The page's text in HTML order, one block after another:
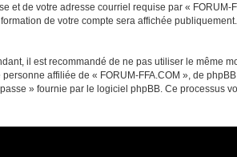
et de votre adresse courriel requise par «
de votre compte sera affichée
il est recommandé de ne pas utiliser le même
affiliée de « FORUM-FFA.COM », de
» fournie par le logiciel phpBB. Ce